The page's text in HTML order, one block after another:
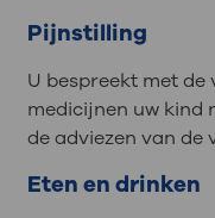
Pijnstilling
U bespreekt met de
medicijnen uw kind
de adviezen van de
Eten en drinken